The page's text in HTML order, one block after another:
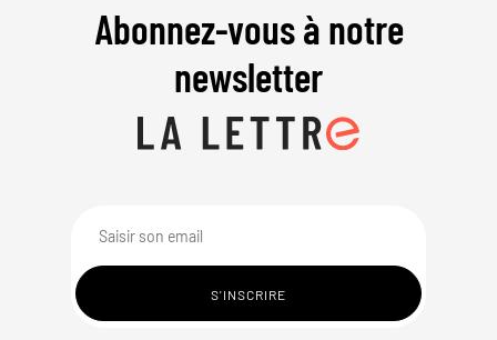
Abonnez-vous à notre
newsletter